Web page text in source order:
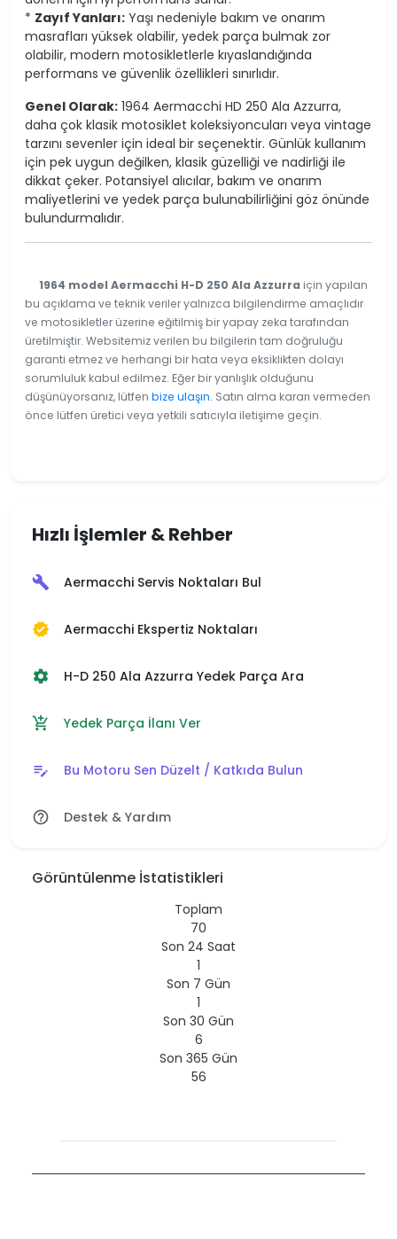
* Zayıf Yanları: Yaşı nedeniyle bakım ve onarım
masrafları yüksek olabilir, yedek parça bulmak zor
olabilir, modern motosikletlerle kıyaslandığında
performans ve güvenlik özellikleri sınırlıdır.
Genel Olarak: 1964 Aermacchi HD 250 Ala Azzurra,
daha çok klasik motosiklet koleksiyoncuları veya vintage
tarzını sevenler için ideal bir seçenektir. Günlük kullanım
için pek uygun değilken, klasik güzelliği ve nadirliği ile
dikkat çeker. Potansiyel alıcılar, bakım ve onarım
maliyetlerini ve yedek parça bulunabilirliğini göz önünde
bulundurmalıdır.
1964 model Aermacchi H-D 250 Ala Azzurra için yapılan
bu açıklama ve teknik veriler yalnızca bilgilendirme amaçlıdır
ve motosikletler üzerine eğitilmiş bir yapay zeka tarafından
üretilmiştir. Websitemiz verilen bu bilgilerin tam doğruluğu
garanti etmez ve herhangi bir hata veya eksiklikten dolayı
sorumluluk kabul edilmez. Eğer bir yanlışlık olduğunu
düşünüyorsanız, lütfen bize ulaşın. Satın alma kararı vermeden
önce lütfen üretici veya yetkili satıcıyla iletişime geçin.
Hızlı İşlemler & Rehber
build Aermacchi Servis Noktaları Bul
verified Aermacchi Ekspertiz Noktaları
settings H-D 250 Ala Azzurra Yedek Parça Ara
add_shopping_cart Yedek Parça İlanı Ver
edit_note Bu Motoru Sen Düzelt / Katkıda Bulun
help_outline Destek & Yardım
Görüntülenme İstatistikleri
Toplam
70
Son 24 Saat
1
Son 7 Gün
1
Son 30 Gün
6
Son 365 Gün
56